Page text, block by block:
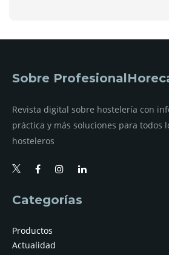
Sobre
Revista digital sobre hostelería con
práctica y más soluciones para todos
hosteleros
Categorías
Productos
Actualidad